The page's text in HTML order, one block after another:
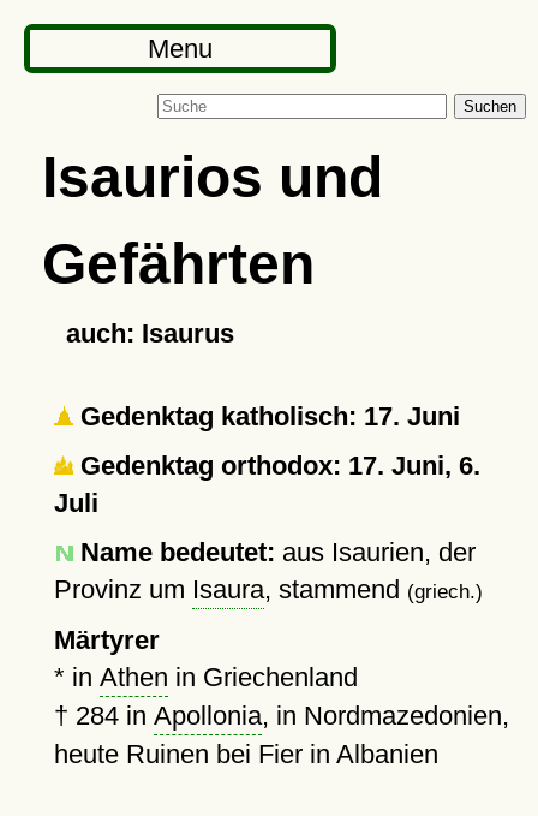
Menu
Suchen
Isaurios und
Gefährten
auch: Isaurus
Gedenktag katholisch: 17. Juni
Gedenktag orthodox: 17. Juni, 6.
Juli
Name bedeutet: aus Isaurien, der
Provinz um Isaura, stammend (griech.)
Märtyrer
* in Athen in Griechenland
† 284in Apollonia, in Nordmazedonien,
heute Ruinen bei Fier in Albanien